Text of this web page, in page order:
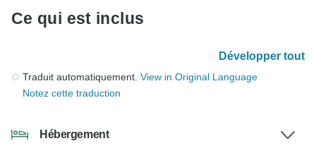
Ce qui est inclus
Développer tout
Traduit automatiquement. View in Original Language
Notez cette traduction
Hébergement